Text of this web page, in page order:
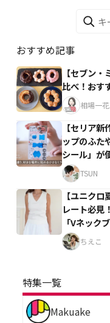
おすすめ記事
【セブン・
比べ！おす
相場一花
【セリア
ップのふた
シール」が
TSUN
【ユニク
レート必見
「Vネック
ちえこ
特集一覧
Makuake